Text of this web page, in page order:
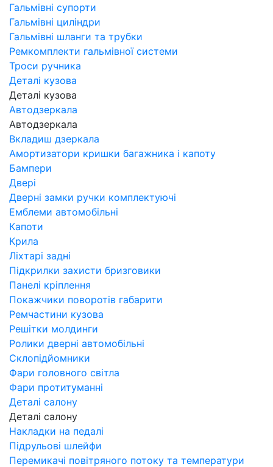
Гальмівні супорти
Гальмівні циліндри
Гальмівні шланги та трубки
Ремкомплекти гальмівної системи
Троси ручника
Деталі кузова
Деталі кузова
Автодзеркала
Автодзеркала
Вкладиш дзеркала
Амортизатори кришки багажника і капоту
Бампери
Двері
Дверні замки ручки комплектуючі
Емблеми автомобільні
Капоти
Крила
Ліхтарі задні
Підкрилки захисти бризговики
Панелі кріплення
Покажчики поворотів габарити
Ремчастини кузова
Решітки молдинги
Ролики дверні автомобільні
Склопідйомники
Фари головного світла
Фари протитуманні
Деталі салону
Деталі салону
Накладки на педалі
Підрульові шлейфи
Перемикачі повітряного потоку та температури